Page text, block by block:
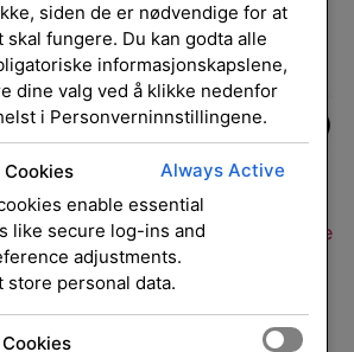
EPOS ADAPT 360 Storage
pouch
kr189,00
siden de er nødvendige for at
fungere. Du kan godta alle
informasjonskapslene,
dine valg ved å klikke nedenfor
i Personverninnstillingene.
Always Active
enable essential
like secure log-ins and
adjustments.
store personal data.